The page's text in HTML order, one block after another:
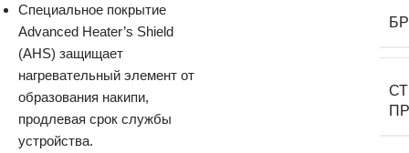
Специальное покрытие
Advanced Heater’s Shield
(AHS) защищает
нагревательный элемент от
образования накипи,
продлевая срок службы
устройства.